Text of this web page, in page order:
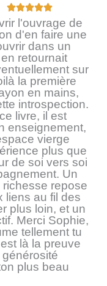
N
o
t
é
5
s
u
r
5
l'ouvrage de
d'en faire une
dans un
retournait
sur
la première
en mains,
introspection.
livre, il est
enseignement,
vierge
plus que
de soi vers soi
Un
repose
liens au fil des
plus loin, et un
Merci Sophie,
tellement tu
là la preuve
plus beau